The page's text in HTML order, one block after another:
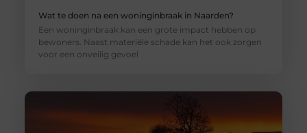
Wat te doen na een woninginbraak in Naarden?
Een woninginbraak kan een grote impact hebben op
bewoners. Naast materiële schade kan het ook zorgen
voor een onveilig gevoel